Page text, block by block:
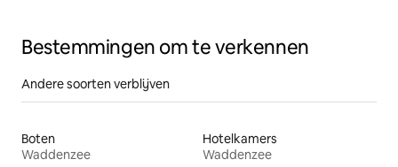
Bestemmingen om te verkennen
Andere soorten verblijven
Boten
Waddenzee
Hotelkamers
Waddenzee